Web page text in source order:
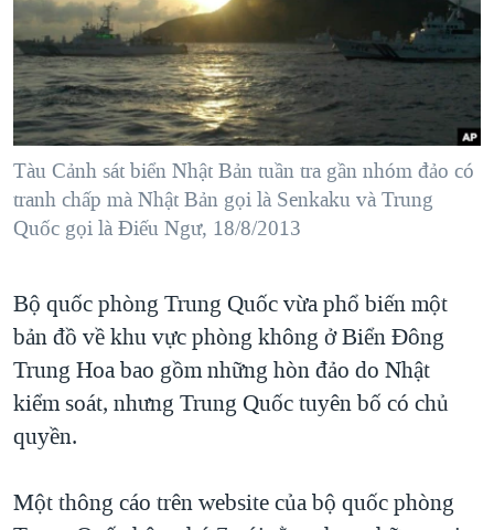
"Tìm"NGƯỜI VIỆT HẢI NGOẠI
ĐỜI SỐNG
KINH TẾ
KHOA HỌC
SỨC KHOẺ
VĂN HOÁ
GIÁO DỤC
TẠI
HÀNH TRÌNH BẦU CỬ 2024
MỘT NĂM CHIẾN TRANH TẠI DẢI GAZA
GIẢI MÃ VÀNH ĐAI & CON ĐƯỜNG
NGÀY TỊ NẠN THẾ GIỚI
TRỊNH VĨNH BÌNH - NGƯỜI HẠ 'BÊN THẮNG CUỘC'
GROUND ZERO – XƯA VÀ NAY
CÁC GIÁ TRỊ CỘNG HÒA Ở VIỆT NAM
THƯỢNG ĐỈNH TRUMP-KIM TẠI VIỆT NAM
TRỊNH VĨNH BÌNH VS. CHÍNH PHỦ VIỆT NAM
NGƯ DÂN VIỆT VÀ LÀN SÓNG TRỘM HẢI SÂM
QUAN HỆ VIỆT MỸ
VIDEO
NGHE
MẠNG XÃ HỘI
Ngôn ngữ khác
Tàu Cảnh sát biển Nhật Bản tuần tra gần nhóm đảo có
tranh chấp mà Nhật Bản gọi là Senkaku và Trung
Quốc gọi là Điếu Ngư, 18/8/2013
Bộ quốc phòng Trung Quốc vừa phổ biến một
bản đồ về khu vực phòng không ở Biển Đông
Trung Hoa bao gồm những hòn đảo do Nhật
kiểm soát, nhưng Trung Quốc tuyên bố có chủ
quyền.
Một thông cáo trên website của bộ quốc phòng